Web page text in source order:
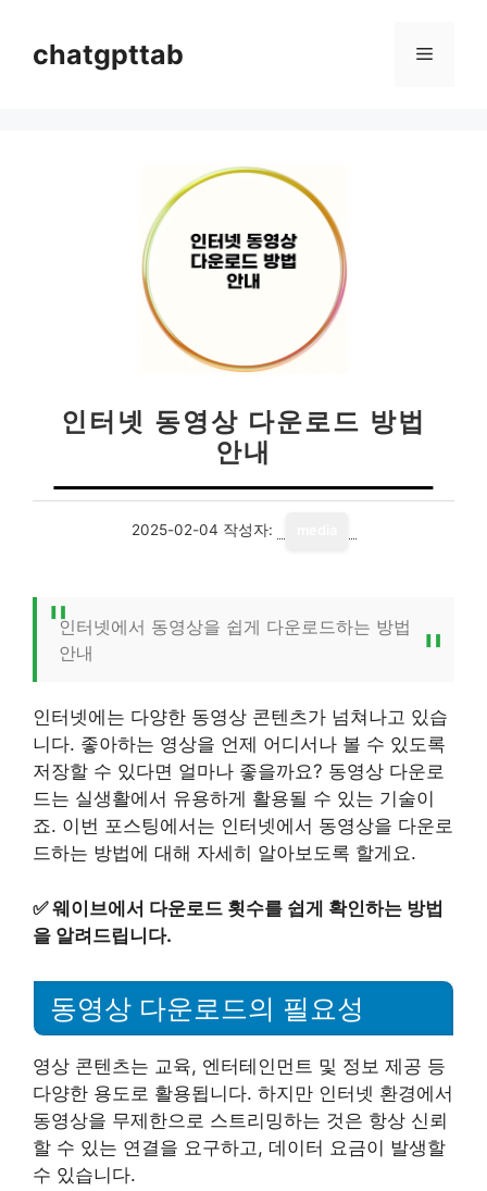
chatgpttab 메
인터넷 동영상 다운로드 방법
안내
2025-02-04 작성자:
인터넷에서 동영상을 쉽게 다운로드하는 방법
안내
인터넷에는 다양한 동영상 콘텐츠가 넘쳐나고 있습
니다. 좋아하는 영상을 언제 어디서나 볼 수 있도록
저장할 수 있다면 얼마나 좋을까요? 동영상 다운로
드는 실생활에서 유용하게 활용될 수 있는 기술이
죠. 이번 포스팅에서는 인터넷에서 동영상을 다운로
드하는 방법에 대해 자세히 알아보도록 할게요.
✅웨이브에서 다운로드 횟수를 쉽게 확인하는 방법
을 알려드립니다.
동영상 다운로드의 필요성
영상 콘텐츠는 교육, 엔터테인먼트 및 정보 제공 등
다양한 용도로 활용됩니다. 하지만 인터넷 환경에서
동영상을 무제한으로 스트리밍하는 것은 항상 신뢰
할 수 있는 연결을 요구하고, 데이터 요금이 발생할
수 있습니다.